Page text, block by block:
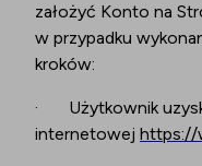
założyć Konto na
w przypadku
kroków:
· Użytkownik
internetowej https://